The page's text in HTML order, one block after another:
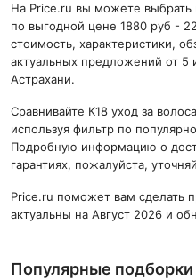
На Price.ru вы можете выбрать
по выгодной цене 1880 руб -
стоимость, характеристики,
актуальных предложений от 5
Астрахани.
Сравнивайте К18 уход за
используя фильтр по
Подробную информацию о
гарантиях, пожалуйста,
Price.ru поможет вам сделать
актуальны на Август 2026 и
Популярные подборки